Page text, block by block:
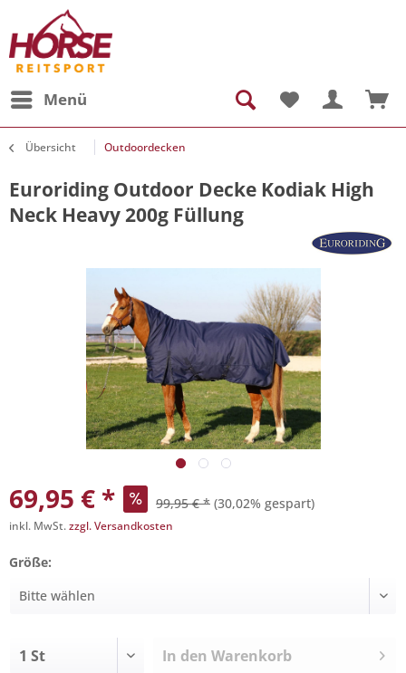
Menü
Übersicht Outdoordecken
Euroriding Outdoor Decke Kodiak High
Neck Heavy 200g Füllung
69,95 € * 99,95 € * (30,02% gespart)
inkl. MwSt.zzgl. Versandkosten
Größe:
In den Warenkorb